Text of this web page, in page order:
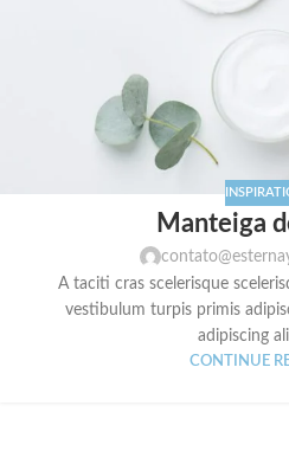
Manteiga
A taciti cras scelerisque
vestibulum turpis primis
adipiscing
CONTINUE